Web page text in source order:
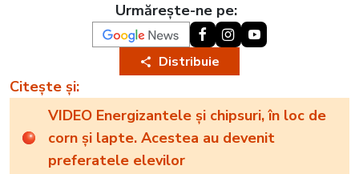
Urmărește-ne pe:
Distribuie
Citește și:
VIDEO Energizantele și chipsuri, în loc de
corn și lapte. Acestea au devenit
preferatele elevilor